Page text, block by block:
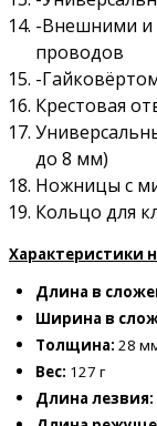
-Внешними и
проводов
-
Крестовая
до 8 мм)
Ножницы с
Кольцо для
Характеристики
Длина в
Ширина в
Толщина: 28
Вес: 127 г
Длина лезвия: